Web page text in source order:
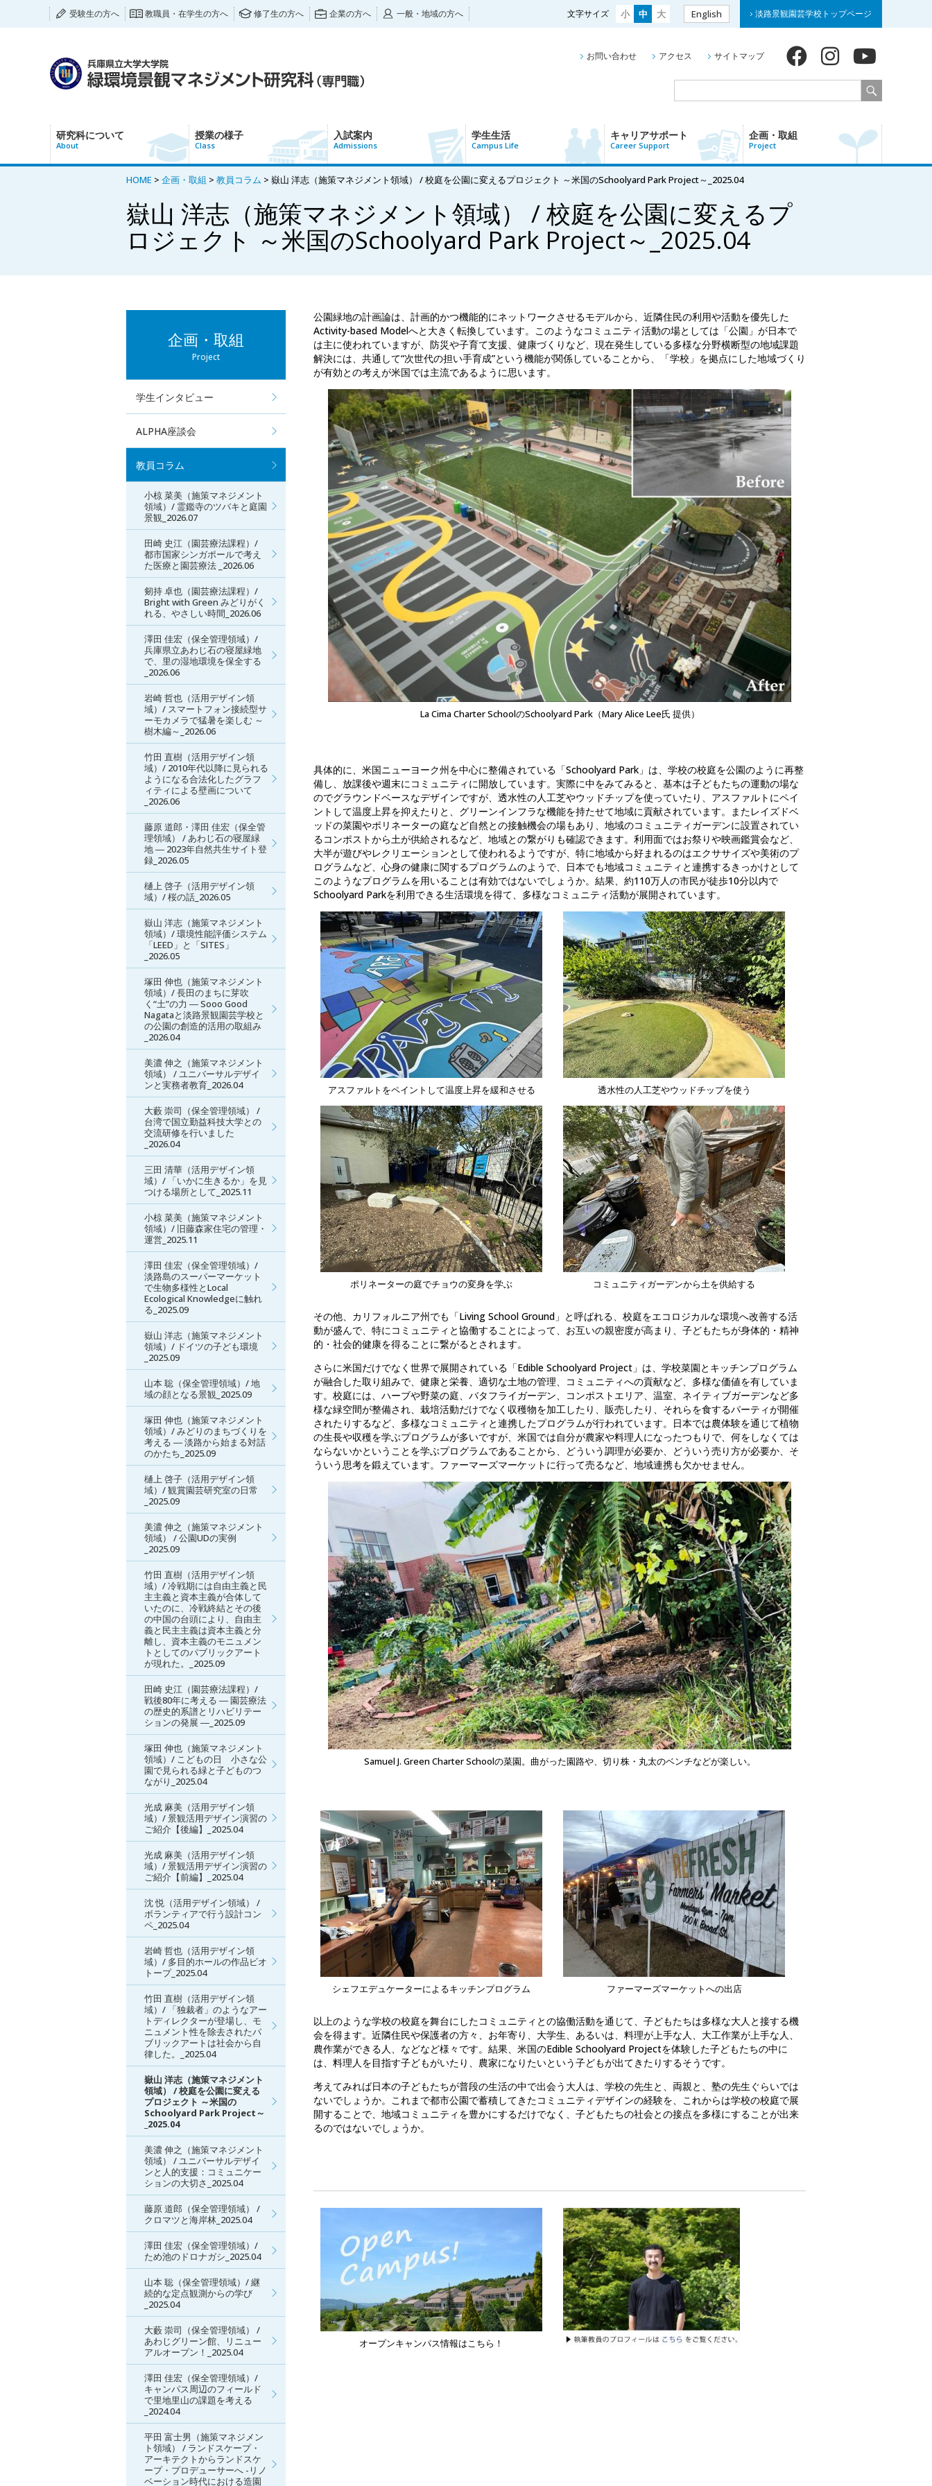
淡路景観園芸学校トップページ
English
文字サイズ 小 中 大
受験生の方へ 教職員・在学生の方へ 修了生の方へ 企業の方へ 一般・地域の方へ
研究科について
About
授業の様子
Class
入試案内
Admissions
学生生活
Campus Life
キャリアサポート
Career Support
企画・取組
Project
お問い合わせ アクセス サイトマップ
HOME > 企画・取組 > 教員コラム > 嶽山 洋志（施策マネジメント領域） / 校庭を公園に変えるプロジェクト ～米国のSchoolyard Park Project～_2025.04
嶽山 洋志（施策マネジメント領域） / 校庭を公園に変えるプ
ロジェクト ～米国のSchoolyard Park Project～_2025.04
公園緑地の計画論は、計画的かつ機能的にネットワークさせるモデルから、近隣住民の利用や活動を優先した
Activity-based Modelへと大きく転換しています。このようなコミュニティ活動の場としては「公園」が日本で
は主に使われていますが、防災や子育て支援、健康づくりなど、現在発生している多様な分野横断型の地域課題
解決には、共通して“次世代の担い手育成”という機能が関係していることから、「学校」を拠点にした地域づくり
が有効との考えが米国では主流であるように思います。
La Cima Charter SchoolのSchoolyard Park（Mary Alice Lee氏 提供）
具体的に、米国ニューヨーク州を中心に整備されている「Schoolyard Park」は、学校の校庭を公園のように再整
備し、放課後や週末にコミュニティに開放しています。実際に中をみてみると、基本は子どもたちの運動の場な
のでグラウンドベースなデザインですが、透水性の人工芝やウッドチップを使っていたり、アスファルトにペイ
ントして温度上昇を抑えたりと、グリーンインフラな機能を持たせて地域に貢献されています。またレイズドベ
ッドの菜園やポリネーターの庭など自然との接触機会の場もあり、地域のコミュニティガーデンに設置されてい
るコンポストから土が供給されるなど、地域との繋がりも確認できます。利用面ではお祭りや映画鑑賞会など、
大半が遊びやレクリエーションとして使われるようですが、特に地域から好まれるのはエクササイズや美術のプ
ログラムなど、心身の健康に関するプログラムのようで、日本でも地域コミュニティと連携するきっかけとして
このようなプログラムを用いることは有効ではないでしょうか。結果、約110万人の市民が徒歩10分以内で
Schoolyard Parkを利用できる生活環境を得て、多様なコミュニティ活動が展開されています。
アスファルトをペイントして温度上昇を緩和させる 透水性の人工芝やウッドチップを使う
ポリネーターの庭でチョウの変身を学ぶ コミュニティガーデンから土を供給する
その他、カリフォルニア州でも「Living School Ground」と呼ばれる、校庭をエコロジカルな環境へ改善する活
動が盛んで、特にコミュニティと協働することによって、お互いの親密度が高まり、子どもたちが身体的・精神
的・社会的健康を得ることに繋がるとされます。
さらに米国だけでなく世界で展開されている「Edible Schoolyard Project」は、学校菜園とキッチンプログラム
が融合した取り組みで、健康と栄養、適切な土地の管理、コミュニティへの貢献など、多様な価値を有していま
す。校庭には、ハーブや野菜の庭、バタフライガーデン、コンポストエリア、温室、ネイティブガーデンなど多
様な緑空間が整備され、栽培活動だけでなく収穫物を加工したり、販売したり、それらを食するパーティが開催
されたりするなど、多様なコミュニティと連携したプログラムが行われています。日本では農体験を通じて植物
の生長や収穫を学ぶプログラムが多いですが、米国では自分が農家や料理人になったつもりで、何をしなくては
ならないかということを学ぶプログラムであることから、どういう調理が必要か、どういう売り方が必要か、そ
ういう思考を鍛えています。ファーマーズマーケットに行って売るなど、地域連携も欠かせません。
Samuel J. Green Charter Schoolの菜園。曲がった園路や、切り株・丸太のベンチなどが楽しい。
シェフエデュケーターによるキッチンプログラム ファーマーズマーケットへの出店
以上のような学校の校庭を舞台にしたコミュニティとの協働活動を通じて、子どもたちは多様な大人と接する機
会を得ます。近隣住民や保護者の方々、お年寄り、大学生、あるいは、料理が上手な人、大工作業が上手な人、
農作業ができる人、などなど様々です。結果、米国のEdible Schoolyard Projectを体験した子どもたちの中に
は、料理人を目指す子どもがいたり、農家になりたいという子どもが出てきたりするそうです。
考えてみれば日本の子どもたちが普段の生活の中で出会う大人は、学校の先生と、両親と、塾の先生ぐらいでは
ないでしょうか。これまで都市公園で蓄積してきたコミュニティデザインの経験を、これからは学校の校庭で展
開することで、地域コミュニティを豊かにするだけでなく、子どもたちの社会との接点を多様にすることが出来
るのではないでしょうか。
オープンキャンパス情報はこちら！
企画・取組
Project
学生インタビュー
ALPHA座談会
教員コラム
小椋 菜美（施策マネジメント
領域）/ 霊鑑寺のツバキと庭園
景観_2026.07
田崎 史江（園芸療法課程）/
都市国家シンガポールで考え
た医療と園芸療法 _2026.06
剱持 卓也（園芸療法課程）/
Bright with Green みどりがく
れる、やさしい時間_2026.06
澤田 佳宏（保全管理領域）/
兵庫県立あわじ石の寝屋緑地
で、里の湿地環境を保全する
_2026.06
岩崎 哲也（活用デザイン領
域）/ スマートフォン接続型サ
ーモカメラで猛暑を楽しむ ～
樹木編～_2026.06
竹田 直樹（活用デザイン領
域）/ 2010年代以降に見られる
ようになる合法化したグラフ
ィティによる壁画について
_2026.06
藤原 道郎・澤田 佳宏（保全管
理領域） / あわじ石の寝屋緑
地 ― 2023年自然共生サイト登
録_2026.05
樋上 啓子（活用デザイン領
域）/ 桜の話_2026.05
嶽山 洋志（施策マネジメント
領域）/ 環境性能評価システム
「LEED」と「SITES」
_2026.05
塚田 伸也（施策マネジメント
領域）/ 長田のまちに芽吹
く“土”の力 ― Sooo Good
Nagataと淡路景観園芸学校と
の公園の創造的活用の取組み
_2026.04
美濃 伸之（施策マネジメント
領域） / ユニバーサルデザイ
ンと実務者教育_2026.04
大藪 崇司（保全管理領域） /
台湾で国立勤益科技大学との
交流研修を行いました
_2026.04
三田 清華（活用デザイン領
域）/ 「いかに生きるか」を見
つける場所として_2025.11
小椋 菜美（施策マネジメント
領域）/ 旧藤森家住宅の管理・
運営_2025.11
澤田 佳宏（保全管理領域）/
淡路島のスーパーマーケット
で生物多様性とLocal
Ecological Knowledgeに触れ
る_2025.09
嶽山 洋志（施策マネジメント
領域）/ ドイツの子ども環境
_2025.09
山本 聡（保全管理領域）/ 地
域の顔となる景観_2025.09
塚田 伸也（施策マネジメント
領域）/ みどりのまちづくりを
考える ― 淡路から始まる対話
のかたち_2025.09
樋上 啓子（活用デザイン領
域）/ 観賞園芸研究室の日常
_2025.09
美濃 伸之（施策マネジメント
領域） / 公園UDの実例
_2025.09
竹田 直樹（活用デザイン領
域）/ 冷戦期には自由主義と民
主主義と資本主義が合体して
いたのに、冷戦終結とその後
の中国の台頭により、自由主
義と民主主義は資本主義と分
離し、資本主義のモニュメン
トとしてのパブリックアート
が現れた。_2025.09
田崎 史江（園芸療法課程）/
戦後80年に考える ― 園芸療法
の歴史的系譜とリハビリテー
ションの発展 ―_2025.09
塚田 伸也（施策マネジメント
領域）/ こどもの日 小さな公
園で見られる緑と子どものつ
ながり_2025.04
光成 麻美（活用デザイン領
域）/ 景観活用デザイン演習の
ご紹介【後編】_2025.04
光成 麻美（活用デザイン領
域）/ 景観活用デザイン演習の
ご紹介【前編】_2025.04
沈 悦（活用デザイン領域） /
ボランティアで行う設計コン
ペ_2025.04
岩崎 哲也（活用デザイン領
域）/ 多目的ホールの作品ビオ
トープ_2025.04
竹田 直樹（活用デザイン領
域）/ 「独裁者」のようなアー
トディレクターが登場し、モ
ニュメント性を除去されたパ
ブリックアートは社会から自
律した。_2025.04
嶽山 洋志（施策マネジメント
領域） / 校庭を公園に変える
プロジェクト ～米国の
Schoolyard Park Project～
_2025.04
美濃 伸之（施策マネジメント
領域） / ユニバーサルデザイ
ンと人的支援：コミュニケー
ションの大切さ_2025.04
藤原 道郎（保全管理領域） /
クロマツと海岸林_2025.04
澤田 佳宏（保全管理領域）/
ため池のドロナガシ_2025.04
山本 聡（保全管理領域）/ 継
続的な定点観測からの学び
_2025.04
大藪 崇司（保全管理領域） /
あわじグリーン館、リニュー
アルオープン！_2025.04
澤田 佳宏（保全管理領域）/
キャンパス周辺のフィールド
で里地里山の課題を考える
_2024.04
平田 富士男（施策マネジメン
ト領域） / ランドスケープ・
アーキテクトからランドスケ
ープ・プロデューサーへ -リノ
ベーション時代における造園